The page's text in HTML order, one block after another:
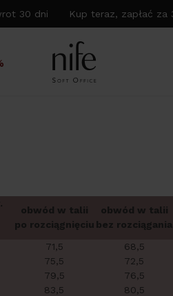
30 dni Kup teraz, zapłać za
obwód w talii
po rozciągnięciu
obwód w talii
bez rozciągania
71,5 68,5
75,5 72,5
79,5 76,5
83,5 80,5